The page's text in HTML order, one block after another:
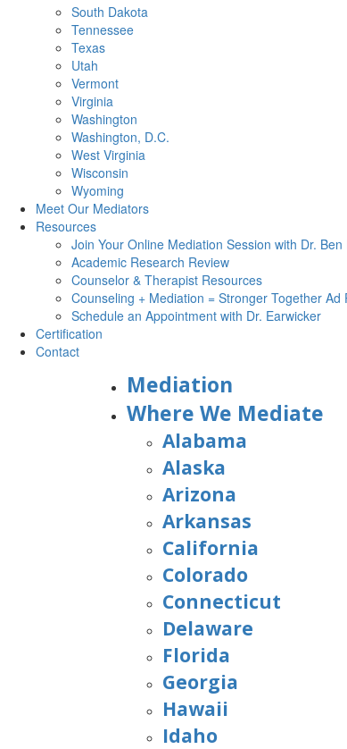
South Dakota
Tennessee
Texas
Utah
Vermont
Virginia
Washington
Washington, D.C.
West Virginia
Wisconsin
Wyoming
Meet Our Mediators
Resources
Join Your Online Mediation Session with Dr. Ben
Academic Research Review
Counselor & Therapist Resources
Counseling + Mediation = Stronger Together Ad
Schedule an Appointment with Dr. Earwicker
Certification
Contact
Mediation
Where We Mediate
Alabama
Alaska
Arizona
Arkansas
California
Colorado
Connecticut
Delaware
Florida
Georgia
Hawaii
Idaho